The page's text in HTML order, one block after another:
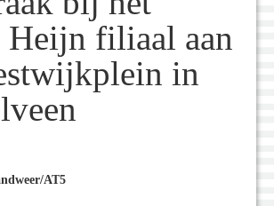
filiaal aan
in
AT5